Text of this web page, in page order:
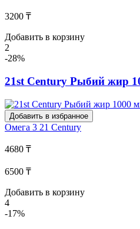
3200 ₸
Добавить в корзину
2
-28%
21st Century Рыбий жир
Добавить в избранное
Омега 3 21 Century
4680 ₸
6500 ₸
Добавить в корзину
4
-17%